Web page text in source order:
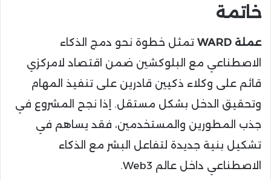
خاتمة
عملة WARD
تمثل خطوة نحو دمج الذكاء
الاصطناعي مع البلوكشين ضمن اقتصاد لامركزي
قائم على وكلاء ذكيين قادرين على تنفيذ المهام
وتحقيق الدخل بشكل مستقل. إذا نجح المشروع في
جذب المطورين والمستخدمين، فقد يساهم في
تشكيل بنية جديدة لتفاعل البشر مع الذكاء
الاصطناعي داخل عالم Web3.